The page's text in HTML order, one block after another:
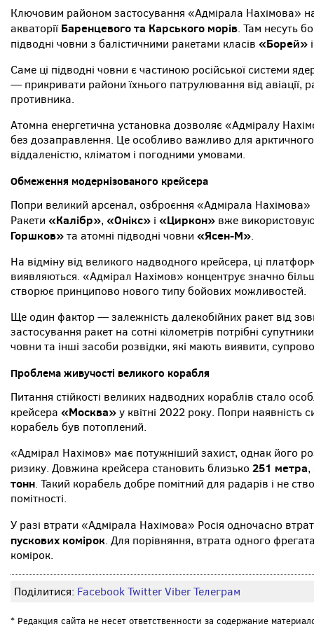
Ключовим районом застосування «Адмірала Нахімова»
акваторіїБаренцевого та Карського морів. Там несуть
підводні човни з балістичними ракетами класів «Борей»
Саме ці підводні човни є частиною російської системи
— прикривати райони їхнього патрулювання від авіації,
противника.
Атомна енергетична установка дозволяє «Адміралу
без дозаправлення. Це особливо важливо для арктичного
віддаленістю, кліматом і погодними умовами.
Обмеження модернізованого крейсера
Попри великий арсенал, озброєння «Адмірала Нахімова»
Ракети «Калібр», «Онікс» і «Циркон» вже
Горшков»та атомні підводні човни «Ясен-М».
На відміну від великого надводного крейсера, ці
виявляються. «Адмірал Нахімов» концентрує значно
створює принципово нового типу бойових можливостей.
Ще один фактор — залежність далекобійних ракет від
застосування ракет на сотні кілометрів потрібні
човни та інші засоби розвідки, які мають виявити,
Проблема живучості великого корабля
Питання стійкості великих надводних кораблів стало
крейсера «Москва»у квітні 2022 року. Попри наявність
корабель був потоплений.
«Адмірал Нахімов» має потужніший захист, однак його
ризику. Довжина крейсера становить близько 251 метра,
тонн. Такий корабель добре помітний для радарів і не
помітності.
У разі втрати «Адмірала Нахімова» Росія одночасно
пускових комірок. Для порівняння, втрата одного
комірок.
Поділитися: FacebookTwitterViberТелеграм
* Редакция сайта не несет ответственности за содержание